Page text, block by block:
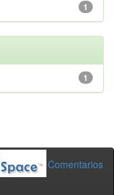
1
1
Comentarios